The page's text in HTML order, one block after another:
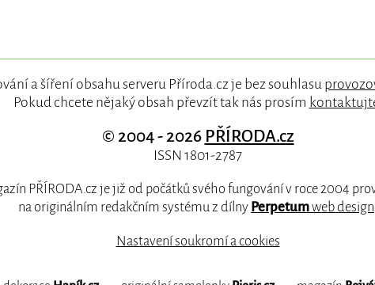
a šíření obsahu serveru Příroda.cz je bez souhlasu
Pokud chcete nějaký obsah převzít tak nás prosím
© 2004 - 2026 PŘÍRODA.cz
ISSN 1801-2787
PŘÍRODA.cz je již od počátků svého fungování v roce 2004
na originálním redakčním systému z dílny Perpetumweb design
Nastavení soukromí a cookies